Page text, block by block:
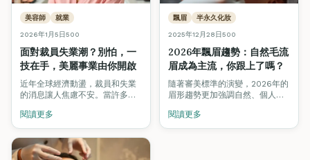
美容師 就業
2026年1月5日500
面對裁員失業潮？別怕，一
技在手，美麗事業由你開啟
近年全球經濟動盪，裁員和失業
的消息讓人焦慮不安。當許多行
逆勢成長，成為不少人轉行的首
選。
閱讀更多
飄眉 半永久化妝
2025年12月28日500
2026年飄眉趨勢：自然毛流
眉成為主流，你跟上了嗎？
隨著審美標準的演變，2026年的
眉形趨勢更加強調自然、個人化
術，讓你在競爭激烈的市場中脫
穎而出。
閱讀更多